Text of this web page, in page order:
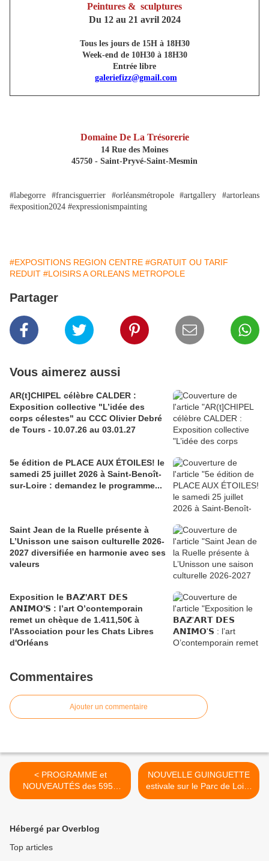
Peintures & sculptures
Du 12 au 21 avril 2024
Tous les jours de 15H à 18H30
Week-end de 10H30 à 18H30
Entrée libre
galeriefizz@gmail.com
Domaine De La Trésorerie
14 Rue des Moines
45750 - Saint-Pryvé-Saint-Mesmin
#labegorre #francisguerrier #orléansmétropole #artgallery #artorleans
#exposition2024 #expressionismpainting
#EXPOSITIONS REGION CENTRE #GRATUIT OU TARIF
REDUIT #LOISIRS A ORLEANS METROPOLE
Partager
Vous aimerez aussi
AR(t]CHIPEL célèbre CALDER :
Exposition collective "L’idée des
corps célestes" au CCC Olivier Debré
de Tours - 10.07.26 au 03.01.27
5e édition de PLACE AUX ÉTOILES! le
samedi 25 juillet 2026 à Saint-Benoît-
sur-Loire : demandez le programme...
Saint Jean de la Ruelle présente à
L’Unisson une saison culturelle 2026-
2027 diversifiée en harmonie avec ses
valeurs
Exposition le 𝗕𝗔𝗭'𝗔𝗥𝗧 𝗗𝗘𝗦
𝗔𝗡𝗜𝗠𝗢'𝗦 : l’art O’contemporain
remet un chèque de 1.411,50€ à
l'Association pour les Chats Libres
d'Orléans
Commentaires
Ajouter un commentaire
< PROGRAMME et
NOUVEAUTÉS des 595e
Fêtes de Jeanne d'Arc
NOUVELLE GUINGUETTE
estivale sur le Parc de Loire
d’Orléans : LE BAR
Hébergé par Overblog
Top articles